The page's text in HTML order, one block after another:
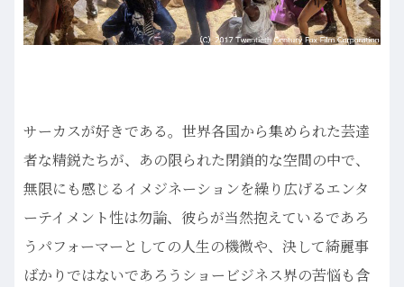
サーカスが好きである。世界各国から集められた芸達
者な精鋭たちが、あの限られた閉鎖的な空間の中で、
無限にも感じるイメジネーションを繰り広げるエンタ
ーテイメント性は勿論、彼らが当然抱えているであろ
うパフォーマーとしての人生の機微や、決して綺麗事
ばかりではないであろうショービジネス界の苦悩も含